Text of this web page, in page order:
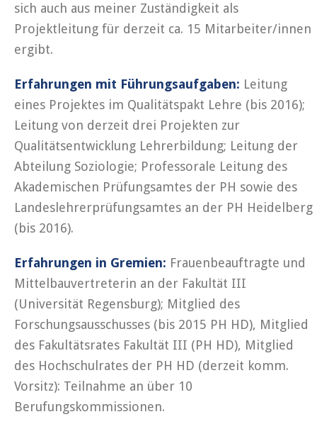
sich auch aus meiner Zuständigkeit als
Projektleitung für derzeit ca. 15 Mitarbeiter/innen
ergibt.
Erfahrungen mit Führungsaufgaben: Leitung
eines Projektes im Qualitätspakt Lehre (bis 2016);
Leitung von derzeit drei Projekten zur
Qualitätsentwicklung Lehrerbildung; Leitung der
Abteilung Soziologie; Professorale Leitung des
Akademischen Prüfungsamtes der PH sowie des
Landeslehrerprüfungsamtes an der PH Heidelberg
(bis 2016).
Erfahrungen in Gremien: Frauenbeauftragte und
Mittelbauvertreterin an der Fakultät III
(Universität Regensburg); Mitglied des
Forschungsausschusses (bis 2015 PH HD), Mitglied
des Fakultätsrates Fakultät III (PH HD), Mitglied
des Hochschulrates der PH HD (derzeit komm.
Vorsitz): Teilnahme an über 10
Berufungskommissionen.